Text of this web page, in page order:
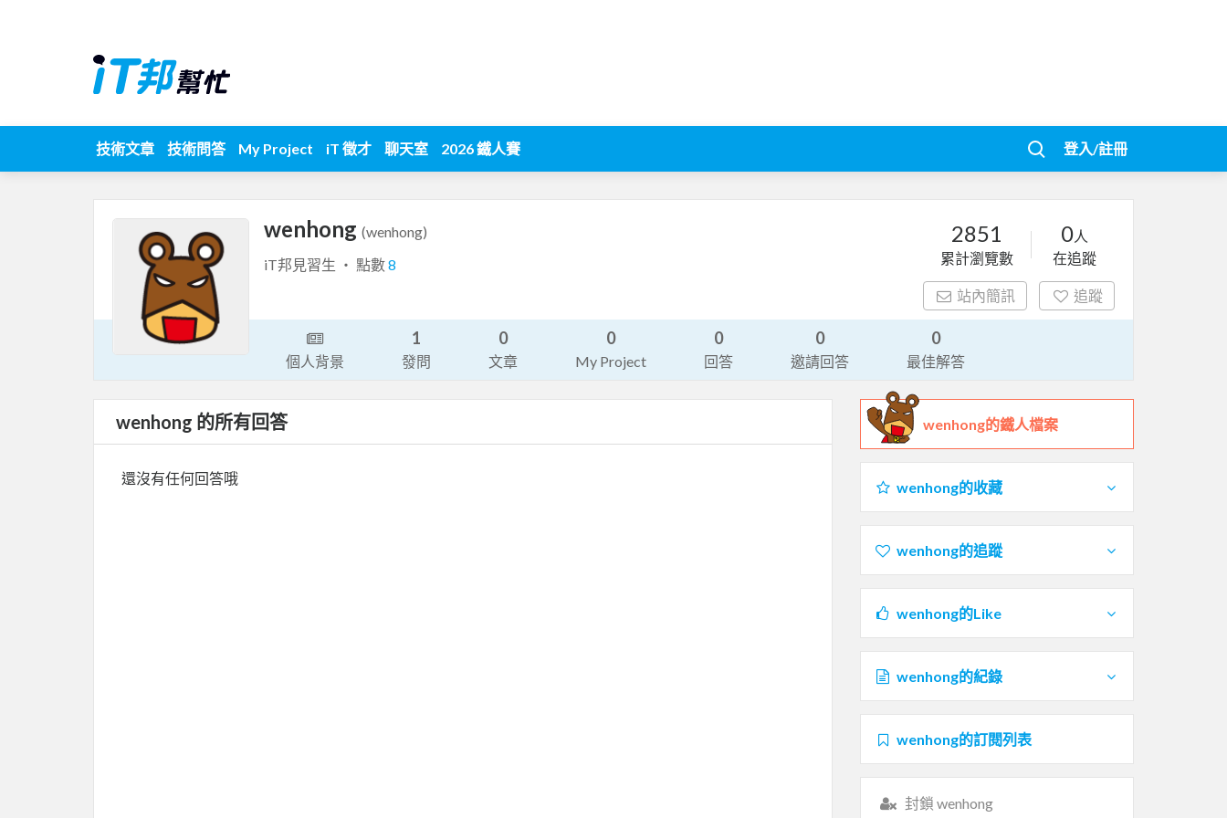
技術文章 技術問答 My Project iT 徵才 聊天室 2026 鐵人賽 登入/註冊
wenhong (wenhong)
iT邦見習生 ‧ 點數8
2851
累計瀏覽數
0人
在追蹤
站內簡訊 追蹤
個人背景
1
發問
0
文章
0
My Project
0
回答
0
邀請回答
0
最佳解答
wenhong 的所有回答
還沒有任何回答哦
wenhong的鐵人檔案
wenhong的收藏
wenhong的追蹤
wenhong的Like
wenhong的紀錄
wenhong的訂閱列表
封鎖 wenhong